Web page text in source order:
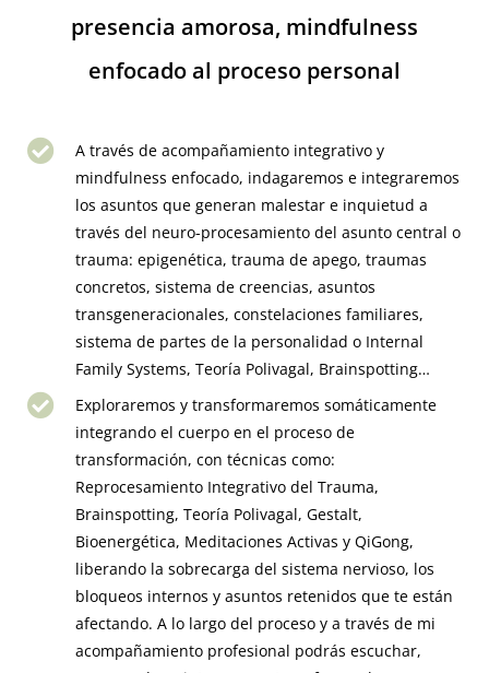
presencia amorosa, mindfulness
enfocado al proceso personal
A través de acompañamiento integrativo y
mindfulness enfocado, indagaremos e integraremos
los asuntos que generan malestar e inquietud a
través del neuro-procesamiento del asunto central o
trauma: epigenética, trauma de apego, traumas
concretos, sistema de creencias, asuntos
transgeneracionales, constelaciones familiares,
sistema de partes de la personalidad o Internal
Family Systems, Teoría Polivagal, Brainspotting…
Exploraremos y transformaremos somáticamente
integrando el cuerpo en el proceso de
transformación, con técnicas como:
Reprocesamiento Integrativo del Trauma,
Brainspotting, Teoría Polivagal, Gestalt,
Bioenergética, Meditaciones Activas y QiGong,
liberando la sobrecarga del sistema nervioso, los
bloqueos internos y asuntos retenidos que te están
afectando. A lo largo del proceso y a través de mi
acompañamiento profesional podrás escuchar,